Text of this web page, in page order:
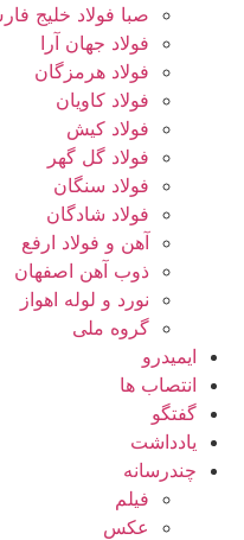
صبا فولاد خلیج
فولاد جهان آرا
فولاد هرمزگان
فولاد کاویان
فولاد کیش
فولاد گل گهر
فولاد سنگان
فولاد شادگان
آهن و فولاد ارفع
ذوب آهن اصفهان
نورد و لوله اهواز
گروه ملی
ایمیدرو
انتصاب ها
گفتگو
یادداشت
چندرسانه
فیلم
عکس